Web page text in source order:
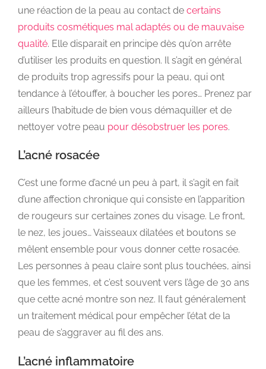
une réaction de la peau au contact de certains
produits cosmétiques mal adaptés ou de mauvaise
qualité. Elle disparait en principe dès qu’on arrête
d’utiliser les produits en question. Il s’agit en général
de produits trop agressifs pour la peau, qui ont
tendance à l’étouffer, à boucher les pores… Prenez par
ailleurs l’habitude de bien vous démaquiller et de
nettoyer votre peau pour désobstruer les pores.
L’acné rosacée
C’est une forme d’acné un peu à part, il s’agit en fait
d’une affection chronique qui consiste en l’apparition
de rougeurs sur certaines zones du visage. Le front,
le nez, les joues… Vaisseaux dilatées et boutons se
mêlent ensemble pour vous donner cette rosacée.
Les personnes à peau claire sont plus touchées, ainsi
que les femmes, et c’est souvent vers l’âge de 30 ans
que cette acné montre son nez. Il faut généralement
un traitement médical pour empêcher l’état de la
peau de s’aggraver au fil des ans.
L’acné inflammatoire